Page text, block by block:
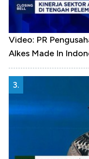
Video: PR
Alkes Made In
3.